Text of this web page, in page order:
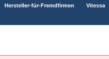
Hersteller-für-Fremdfirmen Vitessa